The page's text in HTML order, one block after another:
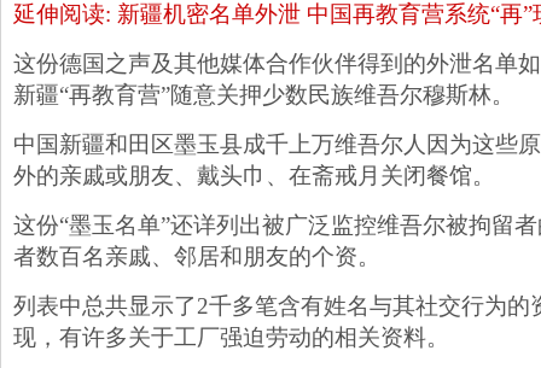
延伸阅读: 新疆机密名单外泄 中国再教育营系统“再”
这份德国之声及其他媒体合作伙伴得到的外泄名单
新疆“再教育营”随意关押少数民族维吾尔穆斯林。
中国新疆和田区墨玉县成千上万维吾尔人因为这些
外的亲戚或朋友、戴头巾、在斋戒月关闭餐馆。
这份“墨玉名单”还详列出被广泛监控维吾尔被拘留
者数百名亲戚、邻居和朋友的个资。
列表中总共显示了2千多笔含有姓名与其社交行为的
现，有许多关于工厂强迫劳动的相关资料。